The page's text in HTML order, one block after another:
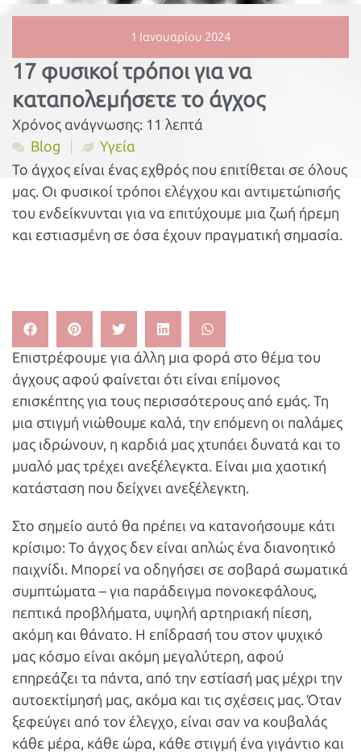
1 Ιανουαρίου 2024
17 φυσικοί τρόποι για να
καταπολεμήσετε το άγχος
Χρόνος ανάγνωσης: 11 λεπτά
Blog
Υγεία
Το άγχος είναι ένας εχθρός που επιτίθεται σε όλους
μας. Οι φυσικοί τρόποι ελέγχου και αντιμετώπισής
του ενδείκνυνται για να επιτύχουμε μια ζωή ήρεμη
και εστιασμένη σε όσα έχουν πραγματική σημασία.
Επιστρέφουμε για άλλη μια φορά στο θέμα του
άγχους αφού φαίνεται ότι είναι επίμονος
επισκέπτης για τους περισσότερους από εμάς. Τη
μια στιγμή νιώθουμε καλά, την επόμενη οι παλάμες
μας ιδρώνουν, η καρδιά μας χτυπάει δυνατά και το
μυαλό μας τρέχει ανεξέλεγκτα. Είναι μια χαοτική
κατάσταση που δείχνει ανεξέλεγκτη.
Στο σημείο αυτό θα πρέπει να κατανοήσουμε κάτι
κρίσιμο: Το άγχος δεν είναι απλώς ένα διανοητικό
παιχνίδι. Μπορεί να οδηγήσει σε σοβαρά σωματικά
συμπτώματα – για παράδειγμα πονοκεφάλους,
πεπτικά προβλήματα, υψηλή αρτηριακή πίεση,
ακόμη και θάνατο. Η επίδρασή του στον ψυχικό
μας κόσμο είναι ακόμη μεγαλύτερη, αφού
επηρεάζει τα πάντα, από την εστίασή μας μέχρι την
αυτοεκτίμησή μας, ακόμα και τις σχέσεις μας. Όταν
ξεφεύγει από τον έλεγχο, είναι σαν να κουβαλάς
κάθε μέρα, κάθε ώρα, κάθε στιγμή ένα γιγάντιο και